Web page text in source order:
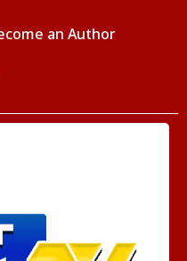
an Author